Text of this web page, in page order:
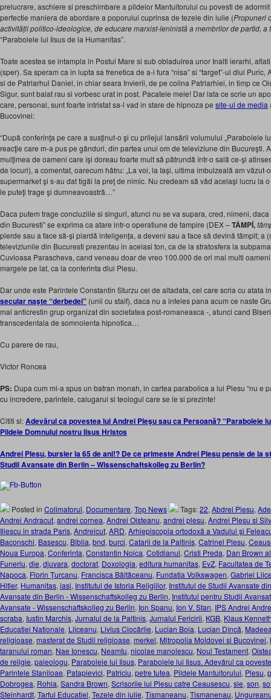
prelucrare, aschiere si preschimbare a pildelor Mantuitorului cu povesti de
perfectie maniera de abordare a poporului cuprinsa de tezele din iulie (Propuneri
activității politico-ideologice, de educare marxist-leninistă a membrilor de partid, a
“Parabolele lui Iisus de la Humanitas”.
Toate acestea se intampla in Postul Mare si sub obladuirea unor Inalti ierarhi,
(sper). Sa speram ca in lupta sa frenetica de a-i fura “nisa” si “target”-ul dlui
si de Patriarhul Daniel, in chiar seara Invierii, de pe colina Patriarhiei, in timp ce
Sigur, sunt baiat rau si vorbesc urat in post. Pacatele mele! Dar iata ce scrie un
care, personal, sunt foarte intristat sa-l vad in stare de hipnoza pe site-ul de media
Bucovinei:
“După conferinţa pe care a susţinut-o şi cu prilejul lansării volumului „Parabolele
reacţie care m-a pus pe gânduri, din partea unui om de televiziune din Bucureşti.
mulţimea de oameni care îşi doreau foarte mult să pătrundă într-o sală ce-şi
de locuri), a comentat, oarecum hâtru: „La voi, la Iaşi, ultima îmbulzeală am văzut-
supermarket şi s-au dat tigăi la preţ de nimic. Nu credeam să văd acelaşi lucru la
le puteţi trage şi dumneavoastră…”
Daca putem trage concluziile si singuri, atunci nu se va supara, cred, nimeni,
din Bucuresti” se exprima ca atare intr-o operatiune de tampire (DEX –TÂMPÍ,
pierde sau a face să-și piardă inteligența, a deveni sau a face să devină tâmpit; a
televiziunile din Bucuresti prezentau in acelasi ton, ca de la stratosfera la
Cuvioasa Parascheva, cand veneau doar de vreo 100.000 de ori mai multi
margele pe lat, ca la conferinta dlui Plesu.
Dar unde este Parintele Constantin Sturzu cel de altadata, cel care scria cu atata
secular naşte “derbedei” (unii cu staif), daca nu a inteles pana acum ce naste
mai anticrestin grup organizat din societatea post-romaneasca -, atunci cand
transcedentala de somnolenta hipnotica…
Cu parere de rau,
Victor Roncea
PS: Dupa cum mi-a spus un batran monah, in cartea parabolica a lui Plesu “nu e
cu incredere, parintele, calugarul si teologul care se le si prezinte!
Cititi si:Adevărul ca povestea lui Andrei Pleşu sau ca Persoană? “Parabolele
Pildele Domnului nostru Iisus Hristos
Andrei Plesu, bursier la 65 de ani!? De ce primeste Andrei Plesu pensie de la
Studii Avansate din Berlin – Wissenschaftskolleg zu Berlin?
Posted in Colimatorul, Documentare, Top News Tags:22, Abdrei Plesu,
Andrei Andracut, andrei cornea, Andrei Oisteanu, andrei plesu, Andrei Plesu si
Iliescu in strada Paris, Andreicut, ARD, Arhiepiscopia ortodoxă a Vadului şi
Baconschi, Basescu, Biblia, bnd, burci, Catarii de la Paltinis, Catrinel Plesu,
Noua Europa, Conferinta, Constantin Noica, Cotidianul, Cristi Preda, Dan Brown
Funeriu, die, djuvara, doctorat, Doxologia, editura humanitas, EvZ, Facultatea de
Napoca, Florin Ţurcanu, Francisca Băltăceanu, Fundatia Volkswagen, Gabriel
Hitler, Humanitas, iasi, Institutul de Istoria Religiilor, Institutul de Studii Avansate
Avansate din Berlin - Wissenschaftskolleg zu Berlin, Institutul pentru Studii
Avansate - Wissenschaftskolleg zu Berlin, Ion Spanu, Ion V. Stan, IPS Andrei
scraba, Iustin Marchis, Jurnalul de la Paltinis, Jurnalul Fericirii, KGB, Klaus
Educatiei Nationale, Liiceanu, Livius Ciocârlie, Lucian Boia, Lucian Dîncă,
religioase, masterat de Studii religioase, merkel, Mitropolia Moldovei si Bucovinei,
taranului roman, Nae Ionescu, Neamtu, nicolae manolescu, Noul Testament,
de religie, paleologu, Parabolele lui Iisus, Parabolele lui Iisus. Adevărul ca poveste
Parintele Staniloae, Patapievici, Patriciu, petre tutea, Pildele Mantuitorului, Plesu,
Dobrogea, Rohia, Sandra Brown, Scrisorile lui Plesu catre Ceausescu, sie, son,
Steinhardt, Tarful Educatiei, Tezele din iulie, Tismaneanu, Tismanenau,